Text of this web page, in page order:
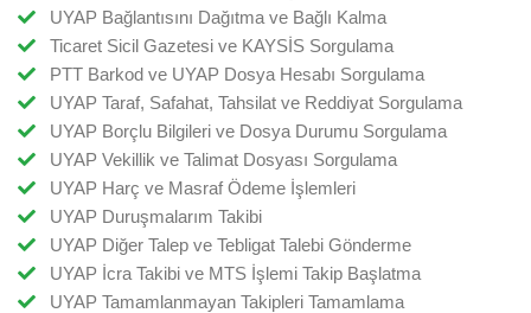
UYAP Bağlantısını Dağıtma ve Bağlı Kalma
Ticaret Sicil Gazetesi ve KAYSİS Sorgulama
PTT Barkod ve UYAP Dosya Hesabı Sorgulama
UYAP Taraf, Safahat, Tahsilat ve Reddiyat Sorgulama
UYAP Borçlu Bilgileri ve Dosya Durumu Sorgulama
UYAP Vekillik ve Talimat Dosyası Sorgulama
UYAP Harç ve Masraf Ödeme İşlemleri
UYAP Duruşmalarım Takibi
UYAP Diğer Talep ve Tebligat Talebi Gönderme
UYAP İcra Takibi ve MTS İşlemi Takip Başlatma
UYAP Tamamlanmayan Takipleri Tamamlama